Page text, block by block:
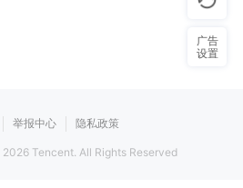
举报中心 隐私政策
2026Tencent. All Rights Reserved
广告
设置